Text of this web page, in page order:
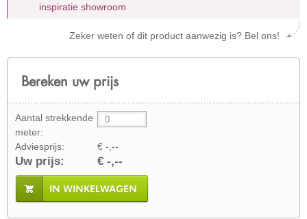
inspiratie showroom
Zeker weten of dit product aanwezig is? Bel ons!
Bereken uw prijs
Aantal strekkende
meter:
Adviesprijs:
€ -,--
Uw prijs: € -,--
IN WINKELWAGEN